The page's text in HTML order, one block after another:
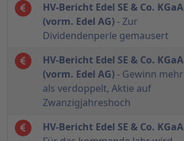
HV-Bericht Edel SE & Co. KGaA
(vorm. Edel AG)- Zur
Dividendenperle gemausert
HV-Bericht Edel SE & Co. KGaA
(vorm. Edel AG) - Gewinn mehr
als verdoppelt, Aktie auf
Zwanzigjahreshoch
HV-Bericht Edel SE & Co. KGaA